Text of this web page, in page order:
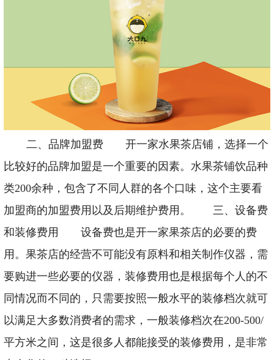
二、品牌加盟费 开一家水果茶店铺，选择一个
比较好的品牌加盟是一个重要的因素。水果茶铺饮品种
类200余种，包含了不同人群的各个口味， 这个主要看
加盟商的加盟费用以及后期维护费用。
三、设备费
和装修费用
设备费也是开一家果茶店的必要的费
用。果茶店的经营不可能没有原料和相关制作仪器，需
要购进一些必要的仪器， 装修费用也是根据每个人的不
同情况而不同的，只需要按照一般水平的装修档次就可
以满足大多数消费者的需求，一般装修档次在200-500/
平方米之间，这是很多人都能接受的装修费用，是非常